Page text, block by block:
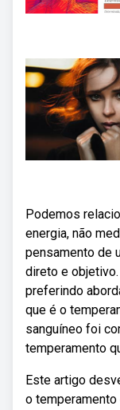
Podemos
energia, não
pensamento de
direto e
preferindo
que é o
sanguíneo foi
temperamento
Este artigo
o